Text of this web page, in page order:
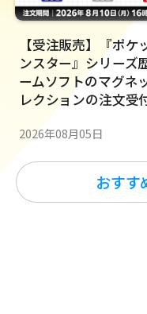
【受注販売】『ポケ
ンスター』シリーズ
ームソフトのマグネ
レクションの注文受
2026年08月05日
おすす